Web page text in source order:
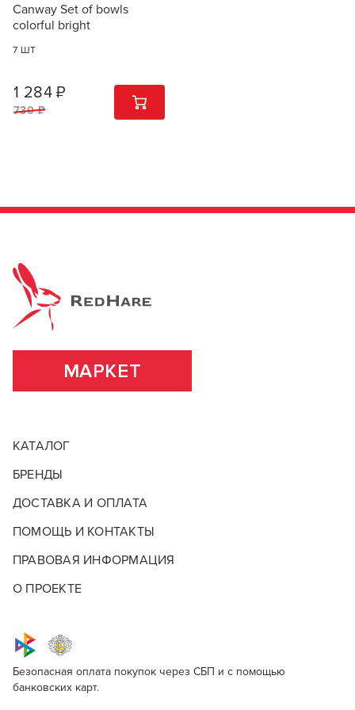
ВСЕ ХАРАКТЕРИСТИКИ
Canway Set of bowls
colorful bright
7 ШТ
1 284 ₽
730 ₽
1 ШТ
МАРКЕТ
КАТАЛОГ
БРЕНДЫ
ДОСТАВКА И ОПЛАТА
ПОМОЩЬ И КОНТАКТЫ
ПРАВОВАЯ ИНФОРМАЦИЯ
О ПРОЕКТЕ
Безопасная оплата покупок через СБП и с помощью
банковских карт.
SensiDO Cream Color 3 in ONE 8/74